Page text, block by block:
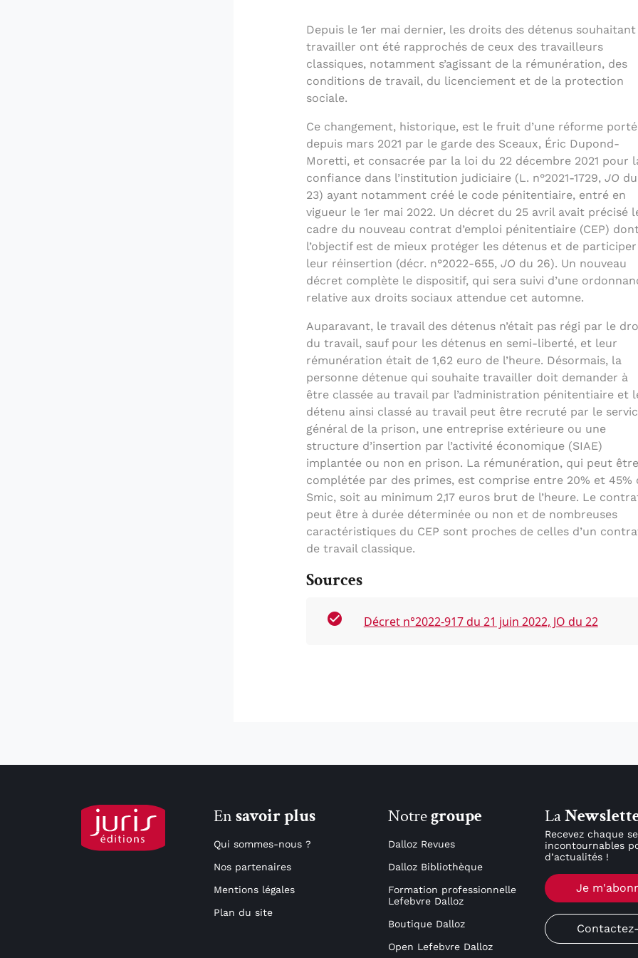
Depuis le 1er mai dernier, les droits des détenus souhaitant
travailler ont été rapprochés de ceux des travailleurs
classiques, notamment s’agissant de la rémunération, des
conditions de travail, du licenciement et de la protection
sociale.
Ce changement, historique, est le fruit d’une réforme
depuis mars 2021 par le garde des Sceaux, Éric Dupond-
Moretti, et consacrée par la loi du 22 décembre 2021 pour
confiance dans l’institution judiciaire (L. n°2021-1729, JO du
23) ayant notamment créé le code pénitentiaire, entré en
vigueur le 1er mai 2022. Un décret du 25 avril avait précisé
cadre du nouveau contrat d’emploi pénitentiaire (CEP)
l’objectif est de mieux protéger les détenus et de
leur réinsertion (décr. n°2022-655, JO du 26). Un nouveau
décret complète le dispositif, qui sera suivi d’une
relative aux droits sociaux attendue cet automne.
Auparavant, le travail des détenus n’était pas régi par le
du travail, sauf pour les détenus en semi-liberté, et leur
rémunération était de 1,62 euro de l’heure. Désormais, la
personne détenue qui souhaite travailler doit demander à
être classée au travail par l’administration pénitentiaire et
détenu ainsi classé au travail peut être recruté par le
général de la prison, une entreprise extérieure ou une
structure d’insertion par l’activité économique (SIAE)
implantée ou non en prison. La rémunération, qui peut être
complétée par des primes, est comprise entre 20% et 45%
Smic, soit au minimum 2,17 euros brut de l’heure. Le
peut être à durée déterminée ou non et de nombreuses
caractéristiques du CEP sont proches de celles d’un
de travail classique.
Sources
Décret n°2022-917 du 21 juin 2022, JO du 22
Ensavoir plus
Qui sommes-nous ?
Nos partenaires
Mentions légales
Plan du site
Notregroupe
Dalloz Revues
Dalloz Bibliothèque
Formation professionnelle
Lefebvre Dalloz
Boutique Dalloz
Open Lefebvre Dalloz
La
Recevez chaque
incontournables
d’actualités !
Je